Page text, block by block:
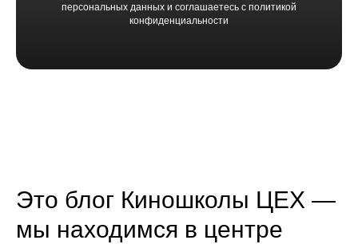
персональных данных и соглашаетесь c политикой
конфиденциальности
Это блог Киношколы ЦЕХ —
мы находимся в центре